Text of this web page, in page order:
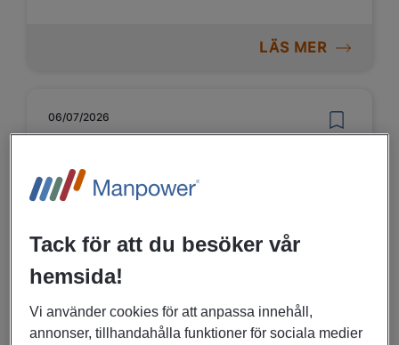
LÄS MER
06/07/2026
sekreterarutbildning
LÄS MER
Tack för att du besöker vår
hemsida!
Vi använder cookies för att anpassa innehåll,
annonser, tillhandahålla funktioner för sociala medier